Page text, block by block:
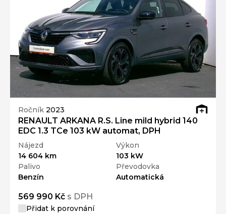
Ročník 2023
RENAULT ARKANA R.S. Line mild hybrid 140
EDC 1.3 TCe 103 kW automat, DPH
Nájezd
14 604 km
Výkon
103 kW
Palivo
Benzín
Převodovka
Automatická
569 990 Kč s DPH
Přidat k porovnání